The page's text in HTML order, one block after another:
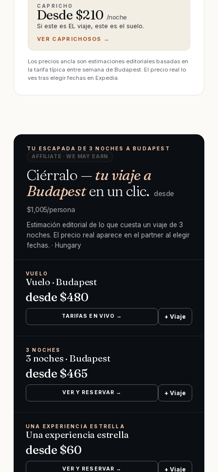
CAPRICHO
Desde $210 /noche
Si este es EL viaje, este es el suelo.
VER CAPRICHOSOS →
Los precios ancla son estimaciones editoriales basadas en
la tarifa típica entre semana de Budapest. El precio real lo
ves tras elegir fechas en Expedia.
TU ESCAPADA DE 3 NOCHES A BUDAPEST
AFFILIATE · WE MAY EARN
Ciérralo —tu viaje a
Budapesten un clic.
desde
$1,005/persona
Estimación editorial de lo que cuesta un viaje de 3
noches. El precio real aparece en el partner al elegir
fechas. · Hungary
VUELO
Vuelo · Budapest
desde $480
TARIFAS EN VIVO → + Viaje
3 NOCHES
3 noches · Budapest
desde $465
VER Y RESERVAR → + Viaje
UNA EXPERIENCIA ESTRELLA
Una experiencia estrella
desde $60
VER Y RESERVAR → + Viaje